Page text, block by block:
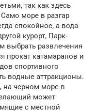
так как здесь
море в разгар
спокойное, а вода
курорт, Парк-
выбрать развлечения
прокат катамаранов и
спортивного
водные аттракционы.
на черном море в
может
с местной